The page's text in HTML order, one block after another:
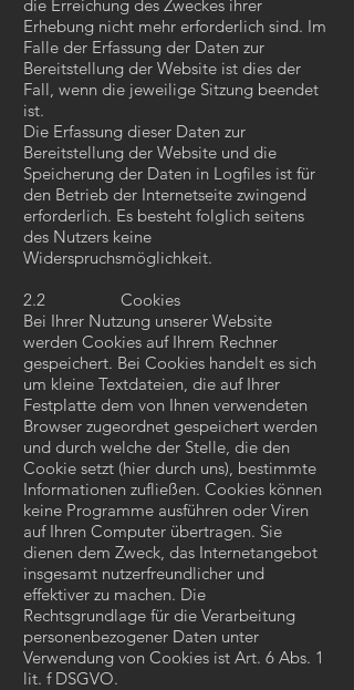
die Erreichung des Zweckes ihrer
Erhebung nicht mehr erforderlich sind. Im
Falle der Erfassung der Daten zur
Bereitstellung der Website ist dies der
Fall, wenn die jeweilige Sitzung beendet
ist.
Die Erfassung dieser Daten zur
Bereitstellung der Website und die
Speicherung der Daten in Logfiles ist für
den Betrieb der Internetseite zwingend
erforderlich. Es besteht folglich seitens
des Nutzers keine
Widerspruchsmöglichkeit.
2.2 Cookies
Bei Ihrer Nutzung unserer Website
werden Cookies auf Ihrem Rechner
gespeichert. Bei Cookies handelt es sich
um kleine Textdateien, die auf Ihrer
Festplatte dem von Ihnen verwendeten
Browser zugeordnet gespeichert werden
und durch welche der Stelle, die den
Cookie setzt (hier durch uns), bestimmte
Informationen zufließen. Cookies können
keine Programme ausführen oder Viren
auf Ihren Computer übertragen. Sie
dienen dem Zweck, das Internetangebot
insgesamt nutzerfreundlicher und
effektiver zu machen. Die
Rechtsgrundlage für die Verarbeitung
personenbezogener Daten unter
Verwendung von Cookies ist Art. 6 Abs. 1
lit. f DSGVO.